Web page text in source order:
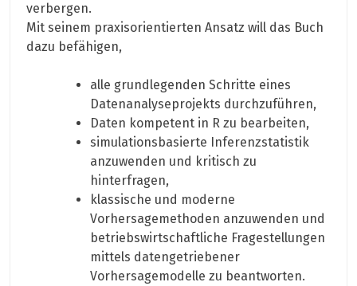
verbergen.
Mit seinem praxisorientierten Ansatz will das Buch
dazu befähigen,
alle grundlegenden Schritte eines
Datenanalyseprojekts durchzuführen,
Daten kompetent in R zu bearbeiten,
simulationsbasierte Inferenzstatistik
anzuwenden und kritisch zu
hinterfragen,
klassische und moderne
Vorhersagemethoden anzuwenden und
betriebswirtschaftliche Fragestellungen
mittels datengetriebener
Vorhersagemodelle zu beantworten.